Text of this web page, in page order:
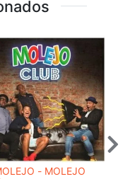
- MOLEJO